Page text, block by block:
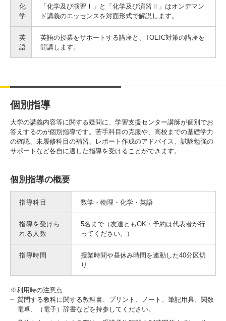
化
学
「化学及び演習Ⅰ」と「化学及び演習Ⅱ」はオンデマン
ド講義のエッセンスを対面形式で解説します。
英
語
英語の授業をサポートする講座と、TOEIC対策の講座を
開講します。
個別指導
大学の講義内容等に関する疑問に、学習支援センター講師が個別でお
答えするのが個別指導です。苦手科目の克服や、高校までの基礎学力
の確認、未履修科目の補習、レポート作成のアドバイス、試験勉強の
サポートなど各自に適した指導を受けることができます。
個別指導の概要
指導科目 数学・物理・化学・英語
指導を受けら
れる人数
5名まで（友達ともOK・予約は代表者が行
ってください。）
指導時間
授業時間や昼休み時間を連動した40分区切
り
※利用時の注意点
質問する教科に関する教科書、プリント、ノート、筆記用具、関数
電卓、（電子）辞書などを持参してください。